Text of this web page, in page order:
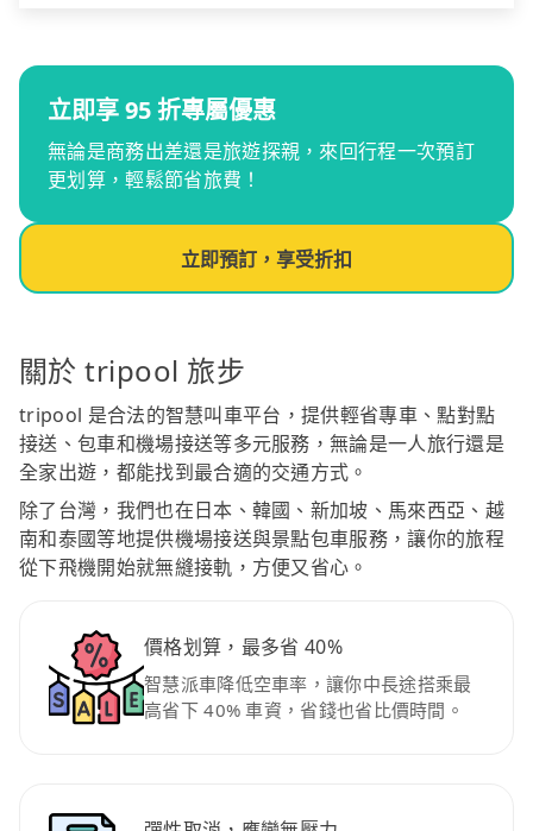
立即享 95 折專屬優惠
無論是商務出差還是旅遊探親，來回行程一次預訂
更划算，輕鬆節省旅費！
立即預訂，享受折扣
關於 tripool 旅步
tripool 是合法的智慧叫車平台，提供輕省專車、點對點
接送、包車和機場接送等多元服務，無論是一人旅行還是
全家出遊，都能找到最合適的交通方式。
除了台灣，我們也在日本、韓國、新加坡、馬來西亞、越
南和泰國等地提供機場接送與景點包車服務，讓你的旅程
從下飛機開始就無縫接軌，方便又省心。
價格划算，最多省 40%
智慧派車降低空車率，讓你中長途搭乘最
高省下 40% 車資，省錢也省比價時間。